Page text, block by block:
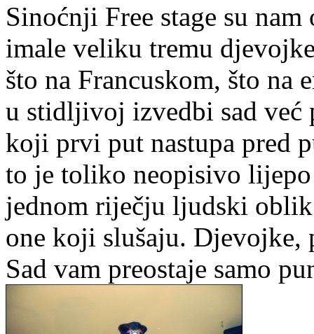
Sinoćnji Free stage su
imale veliku tremu
što na Francuskom, što na
u stidljivoj izvedbi sad već
koji prvi put nastupa pred
to je toliko neopisivo
jednom riječju ljudski
one koji slušaju. Djevojke,
Sad vam preostaje samo